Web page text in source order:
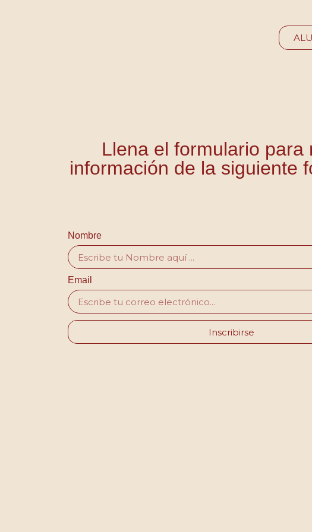
Llena el formulario para
información de la siguiente
Nombre
Email
Inscribirse